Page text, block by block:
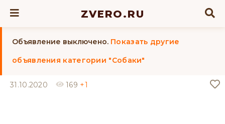
ZVERO.RU
Объявление выключено. Показать другие
объявления категории "Собаки"
31.10.2020 169 +1